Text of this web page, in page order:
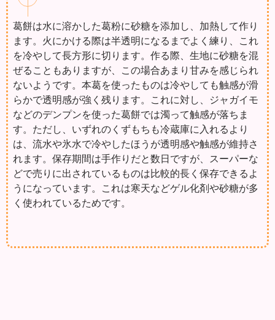
葛餅は水に溶かした葛粉に砂糖を添加し、加熱して作り
ます。火にかける際は半透明になるまでよく練り、これ
を冷やして長方形に切ります。作る際、生地に砂糖を混
ぜることもありますが、この場合あまり甘みを感じられ
ないようです。本葛を使ったものは冷やしても触感が滑
らかで透明感が強く残ります。これに対し、ジャガイモ
などのデンプンを使った葛餅では濁って触感が落ちま
す。ただし、いずれのくずもちも冷蔵庫に入れるより
は、流水や氷水で冷やしたほうが透明感や触感が維持さ
れます。保存期間は手作りだと数日ですが、スーパーな
どで売りに出されているものは比較的長く保存できるよ
うになっています。これは寒天などゲル化剤や砂糖が多
く使われているためです。